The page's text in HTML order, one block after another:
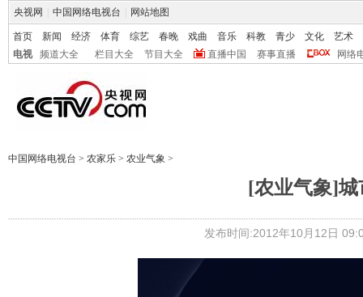
央视网 中国网络电视台 网站地图
首页 新闻 经济 体育 综艺 春晚 戏曲 音乐 科教 青少 文化
艺术
电视
频道大全 栏目大全 节目大全 直播中国 赛事直播 网络
中国网络电视台 > 农家乐 > 农业气象 >
[农业气象]城
发布时间:2012年10月12日